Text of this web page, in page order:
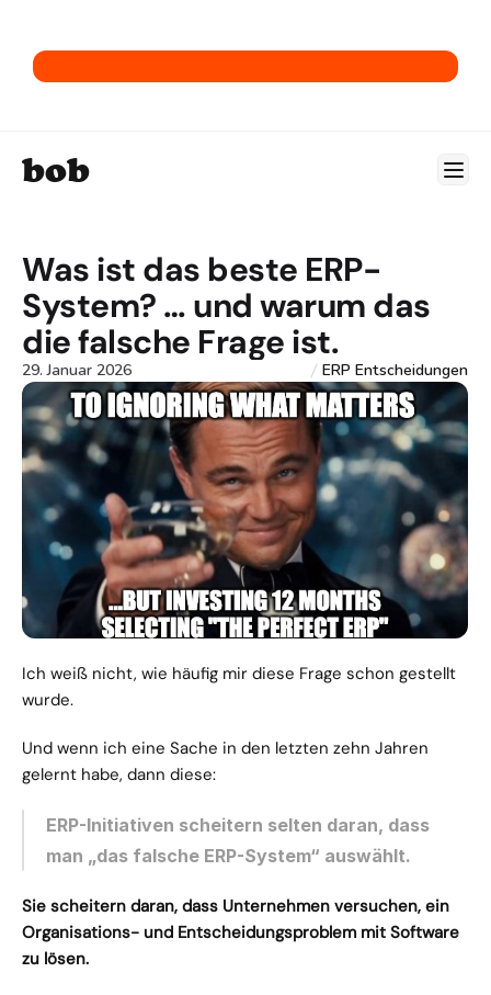
bob
Was ist das beste ERP-
System? … und warum das
die falsche Frage ist.
29. Januar 2026 ERP Entscheidungen
Ich weiß nicht, wie häufig mir diese Frage schon gestellt
wurde.
Und wenn ich eine Sache in den letzten zehn Jahren
gelernt habe, dann diese:
ERP-Initiativen scheitern selten daran, dass
man „das falsche ERP-System“ auswählt.
Sie scheitern daran, dass Unternehmen versuchen, ein
Organisations- und Entscheidungsproblem mit Software
zu lösen.